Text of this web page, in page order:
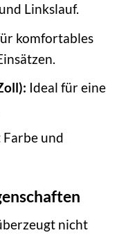
Linkslauf.
komfortables
Ideal für eine
und
nicht